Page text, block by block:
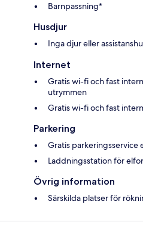
Barnpassning*
Husdjur
Inga djur eller
Internet
Gratis wi-fi och fast
utrymmen
Gratis wi-fi och fast
Parkering
Gratis parkeringsservice
Laddningsstation för
Övrig information
Särskilda platser för